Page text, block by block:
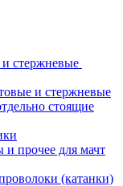
стержневые
и стержневые
стоящие
прочее для мачт
(катанки)